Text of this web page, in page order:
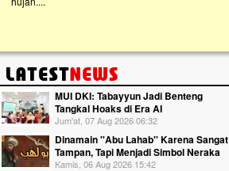
MUI DKI: Tabayyun Jadi Benteng
Tangkal Hoaks di Era AI
Jum'at, 07 Aug 2026 06:32
Dinamain ''Abu Lahab'' Karena Sangat
Tampan, Tapi Menjadi Simbol Neraka
Kamis, 06 Aug 2026 15:42